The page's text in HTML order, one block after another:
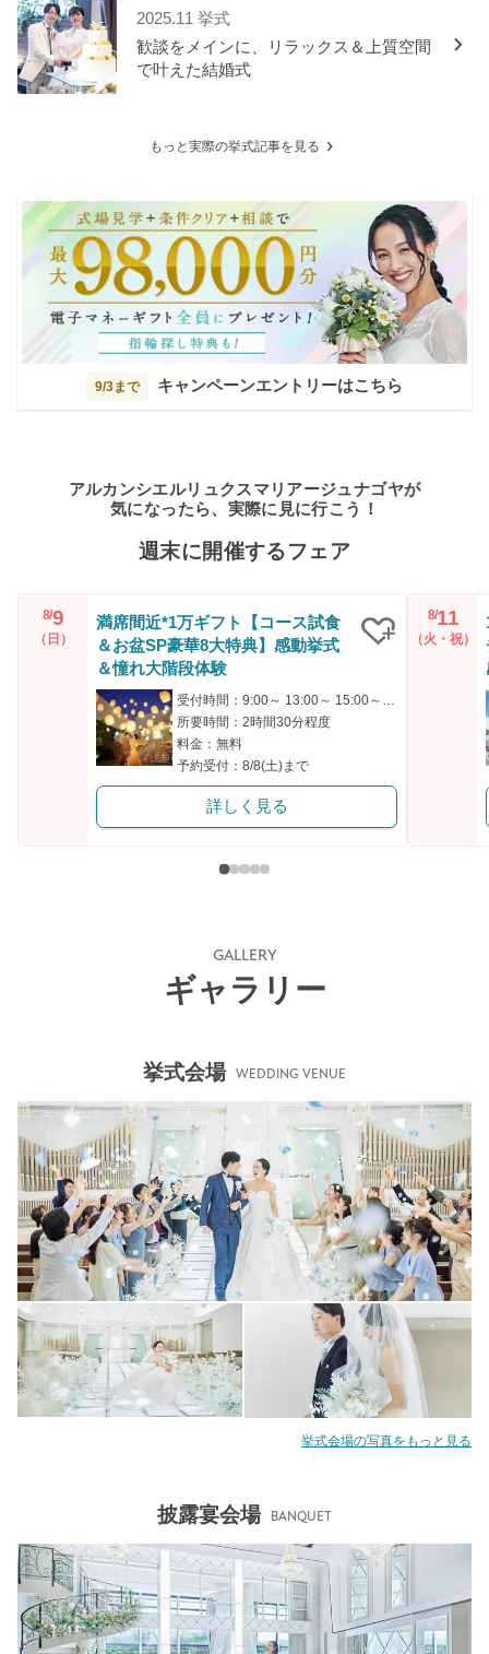
2025.11 挙式
歓談をメインに、リラックス＆上質空間
で叶えた結婚式
もっと実際の挙式記事を見る
9/3まで キャンペーンエントリーはこちら
アルカンシエルリュクスマリアージュナゴヤが
気になったら、実際に見に行こう！
週末に開催するフェア
8/9
（日）
満席間近*1万ギフト【コース試食
＆お盆SP豪華8大特典】感動挙式
＆憧れ大階段体験
受付時間：9:00～ 13:00～ 15:00～ 17:00～
所要時間：2時間30分程度
料金：無料
予約受付：8/8(土)まで
詳しく見る
8/11
（火・祝）
GALLERY
ギャラリー
挙式会場 WEDDING VENUE
挙式会場の写真をもっと見る
披露宴会場 BANQUET